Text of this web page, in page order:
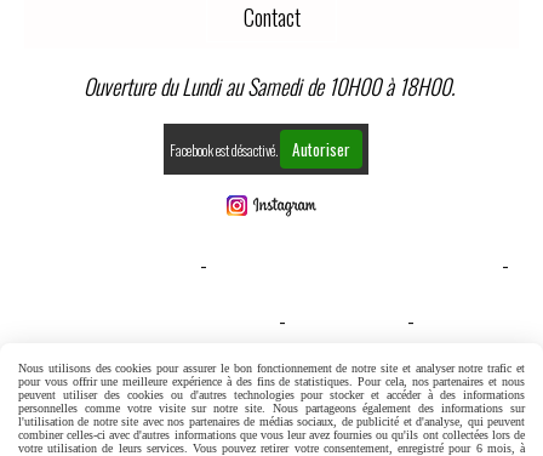
Contact
Ouverture du Lundi au Samedi de 10H00 à 18H00.
Facebook est désactivé. Autoriser
CONDITIONS GENERALES DE VENTE
Nous utilisons des cookies pour assurer le bon fonctionnement de notre site et analyser notre trafic et
pour vous offrir une meilleure expérience à des fins de statistiques. Pour cela, nos partenaires et nous
peuvent utiliser des cookies ou d'autres technologies pour stocker et accéder à des informations
personnelles comme votre visite sur notre site. Nous partageons également des informations sur
l'utilisation de notre site avec nos partenaires de médias sociaux, de publicité et d'analyse, qui peuvent
combiner celles-ci avec d'autres informations que vous leur avez fournies ou qu'ils ont collectées lors de
votre utilisation de leurs services. Vous pouvez retirer votre consentement, enregistré pour 6 mois, à